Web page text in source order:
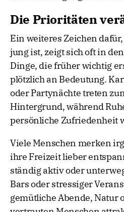
Die Prioritäten
Ein weiteres Zeichen
jung ist, zeigt sich oft in
Dinge, die früher wichtig
plötzlich an Bedeutung.
oder Partynächte treten
Hintergrund, während
persönliche Zufriedenheit
Viele Menschen merken
ihre Freizeit lieber
ständig aktiv oder
Bars oder stressiger
gemütliche Abende, Natur